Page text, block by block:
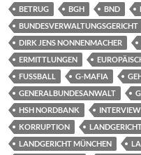
BETRUG
BGH BND
BUNDESVERWALTUNGSGERICHT
DIRK JENS NONNENMACHER
ERMITTLUNGEN
FUSSBALL
G-MAFIA
GENERALBUNDESANWALT
HSH NORDBANK
INTERVIEW
KORRUPTION
LANDGERICHT MÜNCHEN